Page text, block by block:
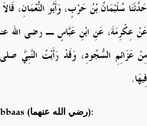
حَدَّثَنَا سُلَيْمَانُ بْنُ حَرْبٍ، وَأَبُو النُّعْمَانِ،
عَنْ عِكْرِمَةَ، عَنِ ابْنِ عَبَّاسٍ ـ رضى
مِنْ عَزَائِمِ السُّجُودِ، وَقَدْ رَأَيْتُ النَّبِيَّ
فِيهَا‏.‏
(رضي الله عنهما):